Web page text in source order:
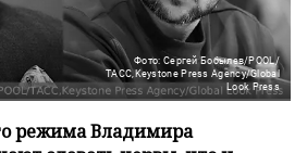
Фото: Сергей Бобылев/POOL/
ТАСС,Keystone Press Agency/Global
Look Press
режима Владимира